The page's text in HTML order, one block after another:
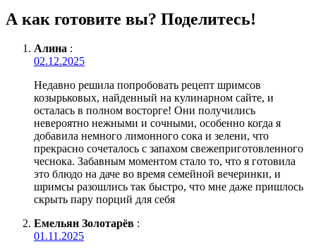
А как готовите вы? Поделитесь!
Алина :
02.12.2025
Недавно решила попробовать рецепт шримсов
козырьковых, найденный на кулинарном сайте, и
осталась в полном восторге! Они получились
невероятно нежными и сочными, особенно когда я
добавила немного лимонного сока и зелени, что
прекрасно сочеталось с запахом свежеприготовленного
чеснока. Забавным моментом стало то, что я готовила
это блюдо на даче во время семейной вечеринки, и
шримсы разошлись так быстро, что мне даже пришлось
скрыть пару порций для себя
Емельян Золотарёв :
01.11.2025